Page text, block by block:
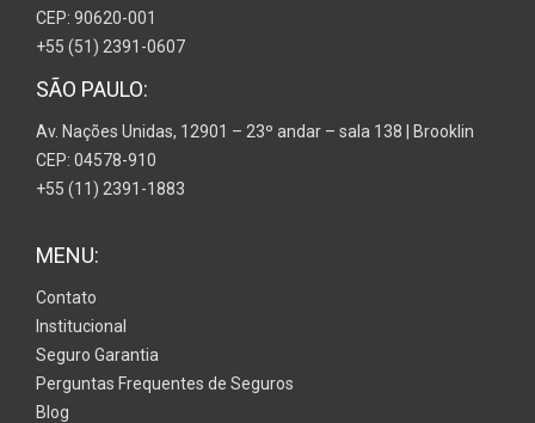
CEP: 90620-001
+55 (51) 2391-0607
SÃO PAULO:
Av. Nações Unidas, 12901 – 23º andar – sala 138 | Brooklin
CEP: 04578-910
+55 (11) 2391-1883
MENU:
Contato
Institucional
Seguro Garantia
Perguntas Frequentes de Seguros
Blog